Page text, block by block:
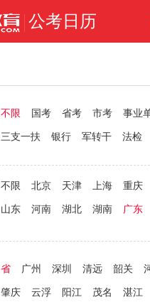
公考日历
不限 国考 省考 市考 事业
三支一扶 银行 军转干 法检
不限 北京 天津 上海 重庆
山东 河南 湖北 湖南 广东
省 广州 深圳 清远 韶关
肇庆 云浮 阳江 茂名 湛江